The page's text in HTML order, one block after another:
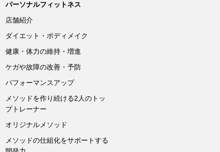
パーソナルフィットネス
店舗紹介
ダイエット・ボディメイク
健康・体力の維持・増進
ケガや故障の改善・予防
パフォーマンスアップ
メソッドを作り続ける2人のトッ
プトレーナー
オリジナルメソッド
メソッドの仕組化をサポートする